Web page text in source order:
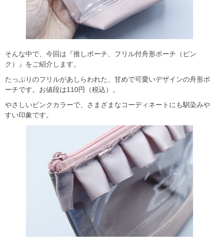
そんな中で、今回は『推しポーチ、フリル付舟形ポーチ（ピン
ク）』をご紹介します。
たっぷりのフリルがあしらわれた、甘めで可愛いデザインの舟形ポ
ーチです。お値段は110円（税込）。
やさしいピンクカラーで、さまざまなコーディネートにも馴染みや
すい印象です。